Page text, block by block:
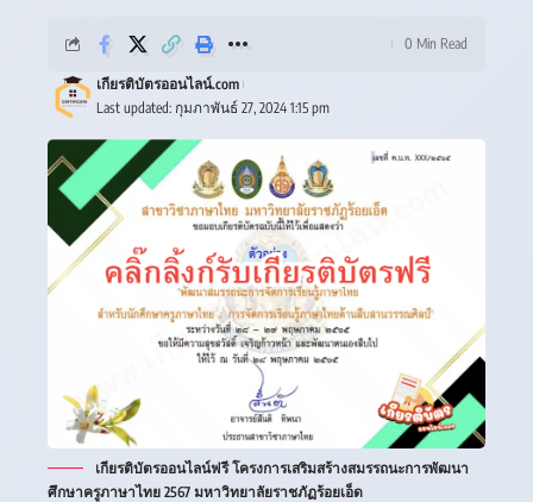
Last updated: กุมภาพันธ์ 27, 2024 1:15 pm
เกียรติบัตรออนไลน์.com
0 Min Read
เกียรติบัตรออนไลน์ฟรี โครงการเสริมสร้างสมรรถนะการพัฒนา
ศึกษาครูภาษาไทย 2567 มหาวิทยาลัยราชภัฏร้อยเอ็ด